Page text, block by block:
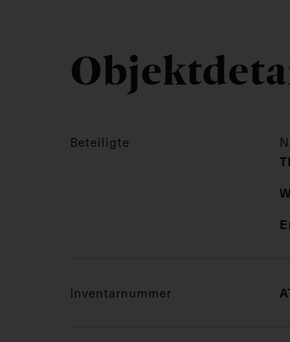
Beteiligte
Inventarnummer